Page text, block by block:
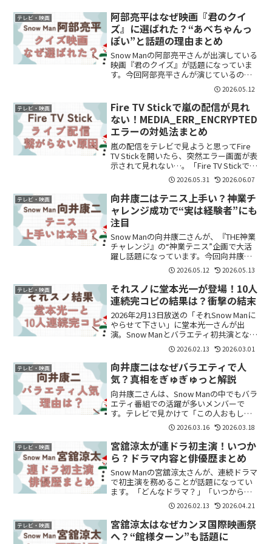
テレビ・映画
阿部亮平はなぜ映画『君のクイ
ズ』に選ばれた？“あべちゃんっ
ぽい”と話題の理由まとめ
Snow Manの阿部亮平さんが出演している
映画『君のクイズ』が話題になっていま
す。今回阿部亮平さんが演じているの
は、“主人公がクイズの道を目指すきっか
けとなる教師役”。阿部亮平さんといえ
ば、クイズ番組でも活躍キャスター経験
もあるSnow ...
2026.05.12
テレビ・映画
Fire TV Stickで嵐の配信が見れ
ない！MEDIA_ERR_ENCRYPTED
エラーの対処法まとめ
嵐の配信をテレビで見ようと思ってFire
TV Stickを開いたら、突然エラー画面が表
示されて見れない…。「Fire TV Stickで配
信が見れない」「Family Club Onlineをテ
レビで見る方法はある？」
「MEDIA_ERR...
2026.05.31 2026.06.07
テレビ・映画
向井康二はテニス上手い？神業チ
ャレンジ成功で“実は経験者”にも
注目
Snow Manの向井康二さんが、『THE神業
チャレンジ』の“神業テニス”企画で大活
躍し話題になっています。今回向井康二
さんは、“走るバスの窓にボールを入れる
超コントロールショット”に挑戦。さらに
ファイナルステージまでクリアし、“ミス
ターテ...
2026.05.12 2026.05.13
テレビ・映画
それスノに堂本光一が登場！10人
連続完コピの結果は？衝撃の結末
2026年2月13日放送の「それSnow Manに
やらせて下さい」に堂本光一さんが出
演。Snow Manとバラエティ初共演となっ
た今回、人気企画「10人連続完コピチャ
レンジ」に挑戦しました。結果は――歌ジャ
ストのみ1発成功。他チャレンジは惜...
2026.02.13 2026.03.01
テレビ・映画
向井康二はなぜバラエティで人
気？真相をぎゅぎゅっと解説
向井康二さんは、Snow Manの中でもバラ
エティ番組での活躍が多いメンバーで
す。テレビで見かけて「この人おもしろ
い！」「Snow Manの中でもよくしゃべる
人？」と気になった人も多いのではない
でしょうか。実際、向井康二さんはSnow
Ma...
2026.03.16 2026.03.18
テレビ・映画
宮舘涼太が連ドラ初主演！いつか
ら？ドラマ内容と俳優歴まとめ
Snow Manの宮舘涼太さんが、連続ドラマ
で初主演を務めることが話題になってい
ます。「どんなドラマ？」「いつから放
送？」と気になっている方も多いのでは
ないでしょうか。結論から言うと、宮舘
涼太さんはこれまで舞台を中心に俳優経
験を積んできたメ...
2026.02.13 2026.04.21
テレビ・映画
宮舘涼太はなぜカンヌ国際映画祭
へ？“館様ターン”も話題に